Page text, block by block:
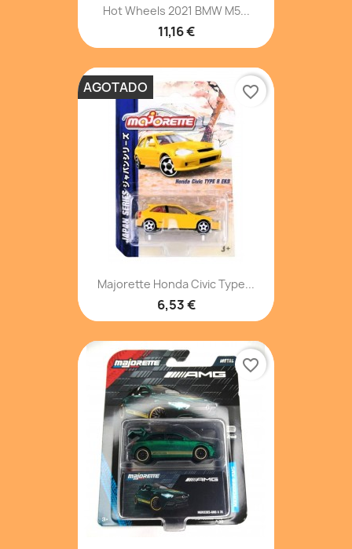
Hot Wheels 2021 BMW M5...
11,16 €
Majorette Honda Civic Type...
6,53 €
AGOTADO favorite_border
favorite_border